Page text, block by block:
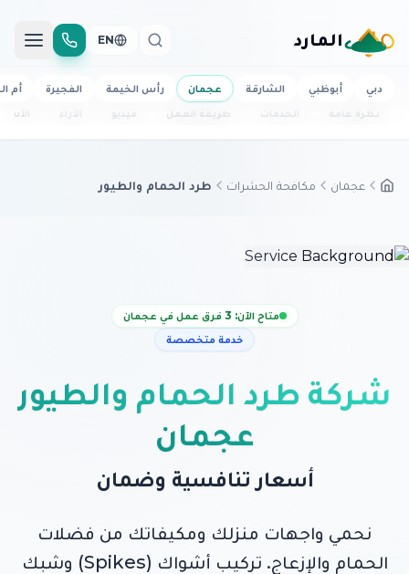
المارد EN
دبي أبوظبي الشارقة عجمان رأس الخيمة الفجيرة
أم
نظرة عامة
الخدمات طريقة العمل فيديو الآراء
عجمان مكافحة الحشرات طرد الحمام والطيور
متاح الآن: 3 فرق عمل في عجمان
خدمة متخصصة
شركة طرد الحمام والطيور
عجمان
أسعار تنافسية وضمان
نحمي واجهات منزلك ومكيفاتك من فضلات
الحمام والإزعاج. تركيب أشواك (Spikes) وشبك